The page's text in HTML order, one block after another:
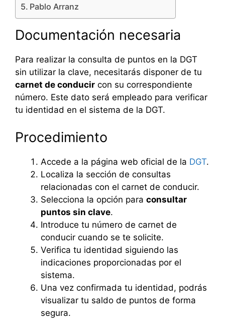
Pablo Arranz
Documentación necesaria
Para realizar la consulta de puntos en la DGT
sin utilizar la clave, necesitarás disponer de tu
carnet de conducir con su correspondiente
número. Este dato será empleado para verificar
tu identidad en el sistema de la DGT.
Procedimiento
Accede a la página web oficial de la DGT.
Localiza la sección de consultas
relacionadas con el carnet de conducir.
Selecciona la opción para consultar
puntos sin clave.
Introduce tu número de carnet de
conducir cuando se te solicite.
Verifica tu identidad siguiendo las
indicaciones proporcionadas por el
sistema.
Una vez confirmada tu identidad, podrás
visualizar tu saldo de puntos de forma
segura.